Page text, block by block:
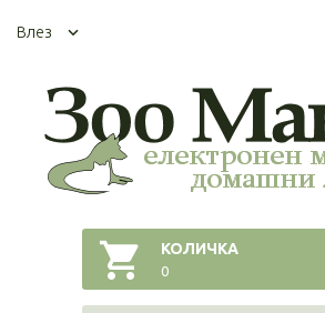
Влез
КОЛИЧКА
0